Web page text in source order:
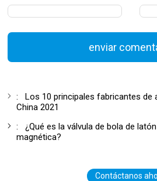
enviar
:Los 10 principales fabricantes de
China 2021
: ¿Qué es la válvula de bola de
magnética?
Contáctanos